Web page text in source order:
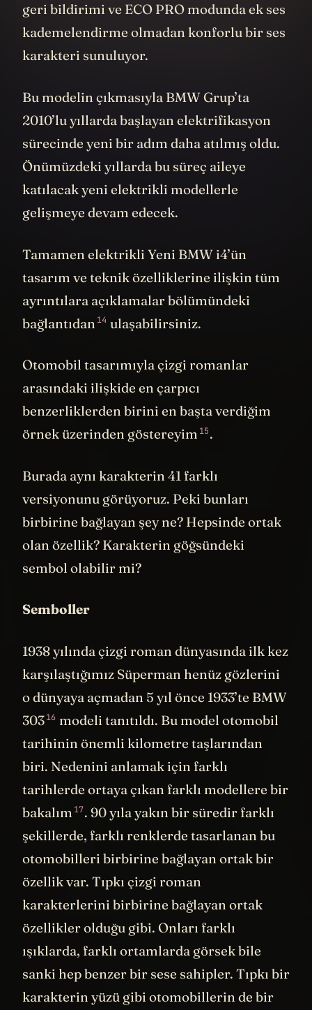
geri bildirimi ve ECO PRO modunda ek ses
kademelendirme olmadan konforlu bir ses
karakteri sunuluyor.
Bu modelin çıkmasıyla BMW Grup’ta
2010’lu yıllarda başlayan elektrifikasyon
sürecinde yeni bir adım daha atılmış oldu.
Önümüzdeki yıllarda bu süreç aileye
katılacak yeni elektrikli modellerle
gelişmeye devam edecek.
Tamamen elektrikli Yeni BMW i4’ün
tasarım ve teknik özelliklerine ilişkin tüm
ayrıntılara açıklamalar bölümündeki
bağlantıdan 14 ulaşabilirsiniz.
Otomobil tasarımıyla çizgi romanlar
arasındaki ilişkide en çarpıcı
benzerliklerden birini en başta verdiğim
örnek üzerinden göstereyim 15.
Burada aynı karakterin 41 farklı
versiyonunu görüyoruz. Peki bunları
birbirine bağlayan şey ne? Hepsinde ortak
olan özellik? Karakterin göğsündeki
sembol olabilir mi?
Semboller
1938 yılında çizgi roman dünyasında ilk kez
karşılaştığımız Süperman henüz gözlerini
o dünyaya açmadan 5 yıl önce 1933’te BMW
30316 modeli tanıtıldı. Bu model otomobil
tarihinin önemli kilometre taşlarından
biri. Nedenini anlamak için farklı
tarihlerde ortaya çıkan farklı modellere bir
bakalım 17. 90 yıla yakın bir süredir farklı
şekillerde, farklı renklerde tasarlanan bu
otomobilleri birbirine bağlayan ortak bir
özellik var. Tıpkı çizgi roman
karakterlerini birbirine bağlayan ortak
özellikler olduğu gibi. Onları farklı
ışıklarda, farklı ortamlarda görsek bile
sanki hep benzer bir sese sahipler. Tıpkı bir
karakterin yüzü gibi otomobillerin de bir